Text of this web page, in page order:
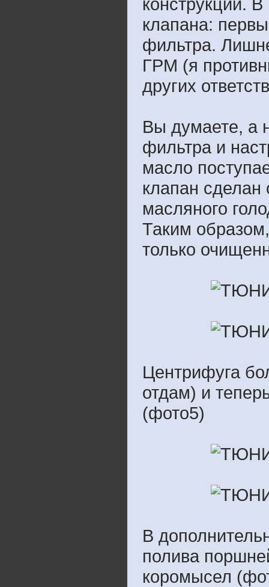
клапана:
фильтра.
ГРМ (я
других
Вы думаете, а
фильтра и
масло
клапан
масляного
Таким
только
Центрифуга
отдам) и
(фото5)
В
полива
коромысел